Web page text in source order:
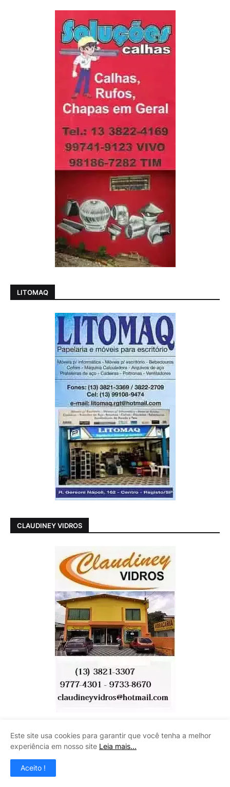
LITOMAQ
CLAUDINEY VIDROS
CENTRO AUTOMOTIVO INÁCIO
Este site usa cookies para garantir que você tenha a melhor
experiência em nosso site Leia mais...
Aceito !